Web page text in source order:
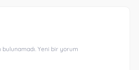
Yeni bir yorum